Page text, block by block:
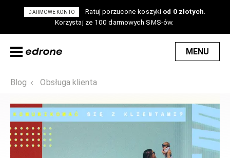
DARMOWE KONTO Ratuj porzucone koszyki od 0 złotych
Korzystaj ze 100 darmowych SMS-ów.
MENU
Blog Obsługa klienta